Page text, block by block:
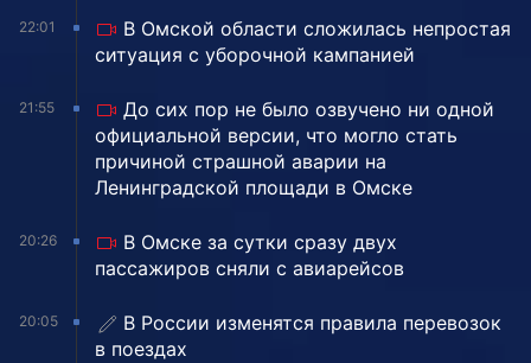
22:01
В Омской области сложилась непростая
ситуация с уборочной кампанией
21:55
До сих пор не было озвучено ни одной
официальной версии, что могло стать
причиной страшной аварии на
Ленинградской площади в Омске
20:26
В Омске за сутки сразу двух
пассажиров сняли с авиарейсов
20:05
В России изменятся правила перевозок
в поездах